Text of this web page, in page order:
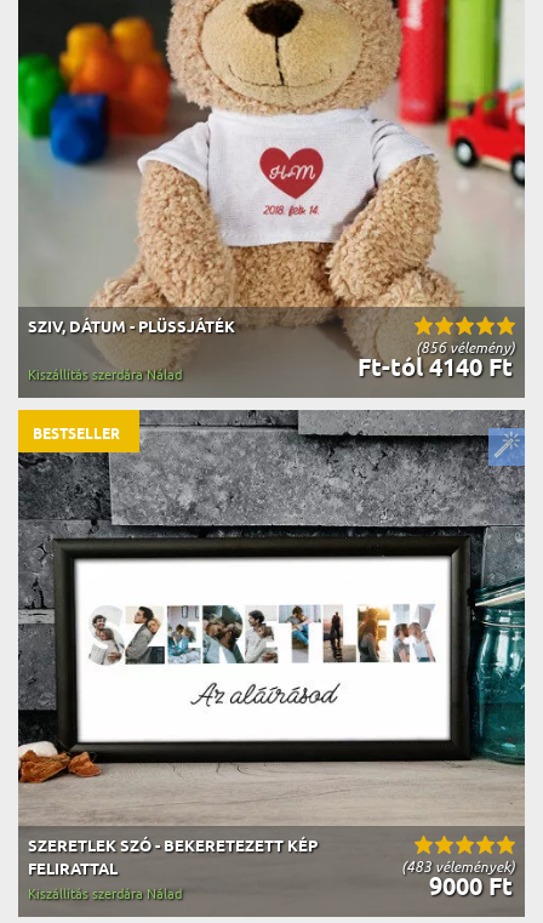
(856 vélemény)
SZIV, DÁTUM - PLÜSSJÁTÉK
Ft-tól 4140 Ft
Kiszállítás szerdára Nálad
(483 vélemények)
SZERETLEK SZÓ - BEKERETEZETT KÉP
FELIRATTAL
9000 Ft
Kiszállítás szerdára Nálad
BESTSELLER